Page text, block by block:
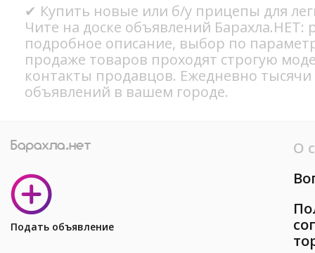
✔ Купить новые или б/у прицепы для
Чите на доске объявлений Барахла.НЕТ:
подробное описание, выбор по
продаже товаров проходят строгую
контакты продавцов. Ежедневно
объявлений в вашем городе.
Подать объявление
О